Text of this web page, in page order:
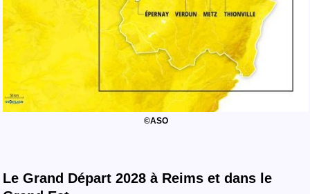
©ASO
Le Grand Départ 2028 à Reims et dans le